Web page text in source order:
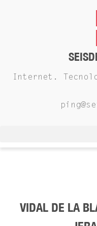
Internet.
VIDAL DE LA